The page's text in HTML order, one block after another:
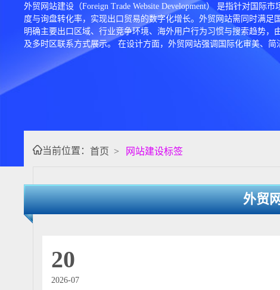
外贸网站建设（Foreign Trade Website Development） 是指针对国
度与询盘转化率，实现出口贸易的数字化增长。外贸网站需同时满
明确主要出口区域、行业竞争环境、海外用户行为习惯与搜索趋势
及多时区联系方式展示。 在设计方面，外贸网站强调国际化审美、
片、技术参数、应用场景、下载中心及询盘表单，确保买家能够快速
CMS 系统。为提升跨国访问速度，网站会接入全球 CDN 加速、服
SEO（国际搜索引擎优化）。包括 Google SEO、Bing SEO、俄罗斯
创度与外链建设。高质量的国际 SEO 能帮助企业在目标国家搜索结
成，以提升客户沟通效率。部分外贸企业还会加入 Google
要组成部分，它以专业设计、强性能架构、国际 SEO 与多语言内容
当前位置： 首页 > 网站建设标签
外贸
20
2026-07